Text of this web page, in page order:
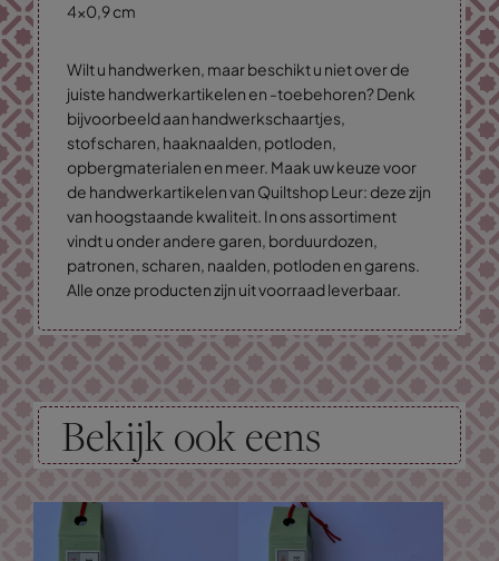
4x0,9 cm
Wilt u handwerken, maar beschikt u niet over de
juiste handwerkartikelen en -toebehoren? Denk
bijvoorbeeld aan handwerkschaartjes,
stofscharen, haaknaalden, potloden,
opbergmaterialen en meer. Maak uw keuze voor
de handwerkartikelen van Quiltshop Leur: deze zijn
van hoogstaande kwaliteit. In ons assortiment
vindt u onder andere garen, borduurdozen,
patronen, scharen, naalden, potloden en garens.
Alle onze producten zijn uit voorraad leverbaar.
Bekijk ook eens